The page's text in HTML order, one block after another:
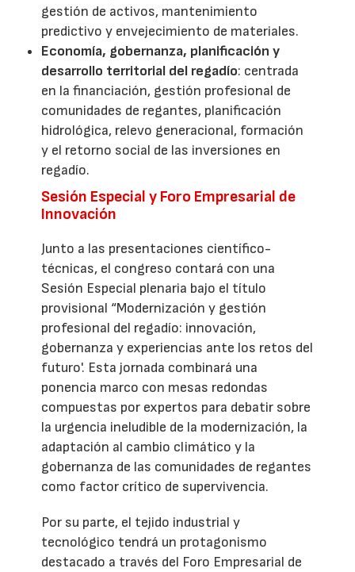
gestión de activos, mantenimiento
predictivo y envejecimiento de materiales.
Economía, gobernanza, planificación y
desarrollo territorial del regadío: centrada
en la financiación, gestión profesional de
comunidades de regantes, planificación
hidrológica, relevo generacional, formación
y el retorno social de las inversiones en
regadío.
Sesión Especial y Foro Empresarial de
Innovación
Junto a las presentaciones científico-
técnicas, el congreso contará con una
Sesión Especial plenaria bajo el título
provisional “Modernización y gestión
profesional del regadío: innovación,
gobernanza y experiencias ante los retos del
futuro'. Esta jornada combinará una
ponencia marco con mesas redondas
compuestas por expertos para debatir sobre
la urgencia ineludible de la modernización, la
adaptación al cambio climático y la
gobernanza de las comunidades de regantes
como factor crítico de supervivencia.
Por su parte, el tejido industrial y
tecnológico tendrá un protagonismo
destacado a través del Foro Empresarial de